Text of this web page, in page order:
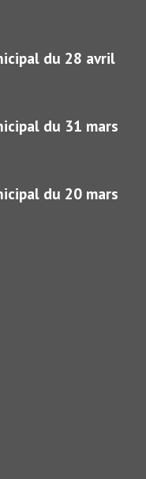
du 28 avril
du 31 mars
du 20 mars